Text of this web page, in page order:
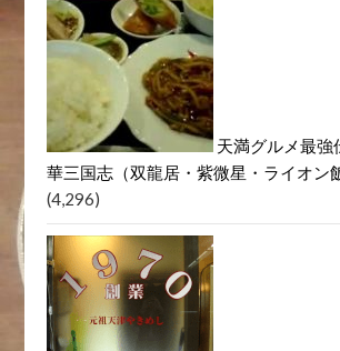
天満グルメ最強
華三国志（双龍居・紫微星・ライオン
(4,296)